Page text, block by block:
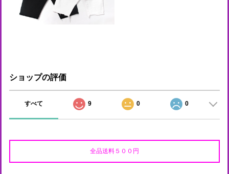
ショップの評価
すべて 9 0 0
全品送料５００円